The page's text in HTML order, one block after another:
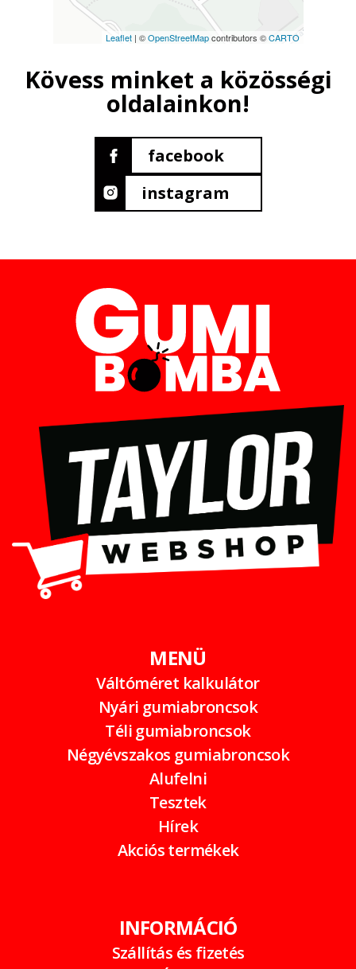
Leaflet| ©OpenStreetMapcontributors ©CARTO
Kövess minket a közösségi
oldalainkon!
facebook
instagram
MENÜ
Váltóméret kalkulátor
Nyári gumiabroncsok
Téli gumiabroncsok
Négyévszakos gumiabroncsok
Alufelni
Tesztek
Hírek
Akciós termékek
INFORMÁCIÓ
Szállítás és fizetés